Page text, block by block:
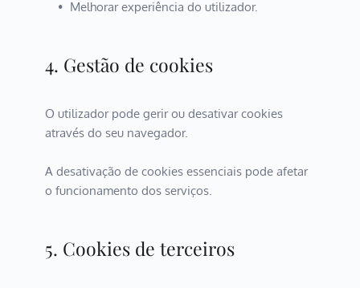
Melhorar experiência do utilizador.
4. Gestão de cookies
O utilizador pode gerir ou desativar cookies
através do seu navegador.
A desativação de cookies essenciais pode afetar
o funcionamento dos serviços.
5. Cookies de terceiros